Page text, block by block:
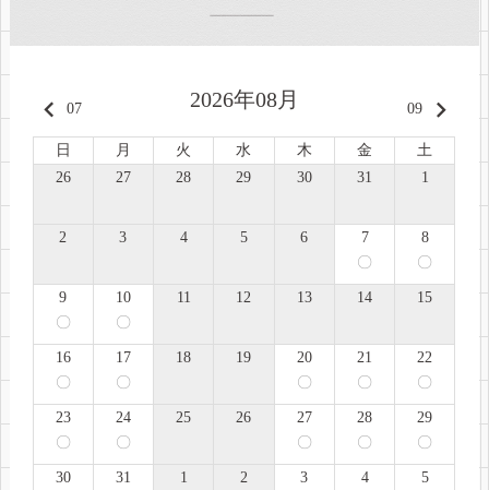
keyboard_arrow_left 07 2026年08月 09 keyboard_arrow_right
日 月 火 水 木 金
土
26
27 28 29 30 31 1
2 3 4 5 6 7
〇
8
〇
9
〇
10
〇
11 12 13 14 15
16
〇
17
〇
18 19 20
〇
21
〇
22
〇
23
〇
24
〇
25 26 27
〇
28
〇
29
〇
30 31 1 2 3 4 5